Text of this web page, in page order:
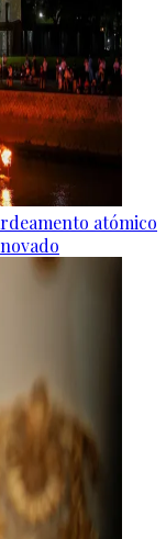
atómico